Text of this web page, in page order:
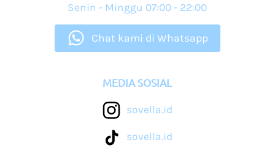
Senin - Minggu 07:00 - 22:00
Chat kami di Whatsapp
MEDIA SOSIAL
sovella.id
sovella.id